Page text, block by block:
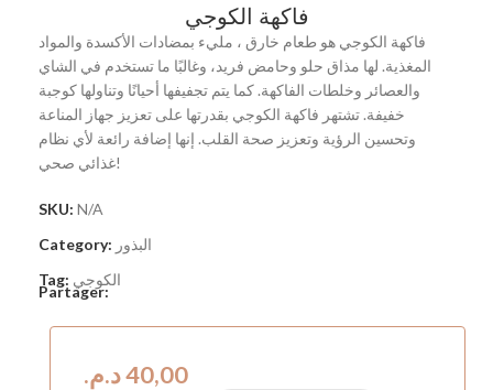
فاكهة الكوجي
فاكهة الكوجي هو طعام خارق ، مليء بمضادات الأكسدة والمواد
المغذية. لها مذاق حلو وحامض فريد، وغالبًا ما تستخدم في الشاي
والعصائر وخلطات الفاكهة. كما يتم تجفيفها أحيانًا وتناولها كوجبة
خفيفة. تشتهر فاكهة الكوجي بقدرتها على تعزيز جهاز المناعة
وتحسين الرؤية وتعزيز صحة القلب. إنها إضافة رائعة لأي نظام
غذائي صحي!
SKU: N/A
Category: البذور
Tag: الكوجي
Partager:
د.م.